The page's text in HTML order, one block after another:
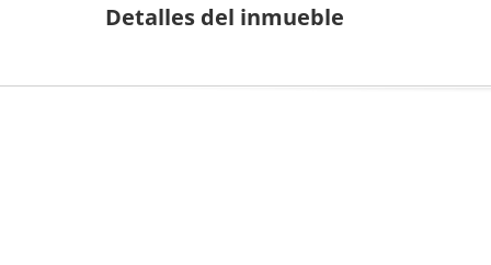
Detalles del inmueble